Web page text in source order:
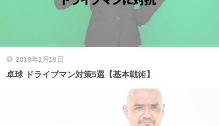
2019年1月18日
卓球 ドライブマン対策5選【基本戦術】